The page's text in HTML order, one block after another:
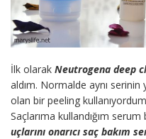
İlk olarak Neutrogena deep
aldım. Normalde aynı
olan bir peeling
Saçlarıma kullandığım serum
uçlarını onarıcı saç bakım